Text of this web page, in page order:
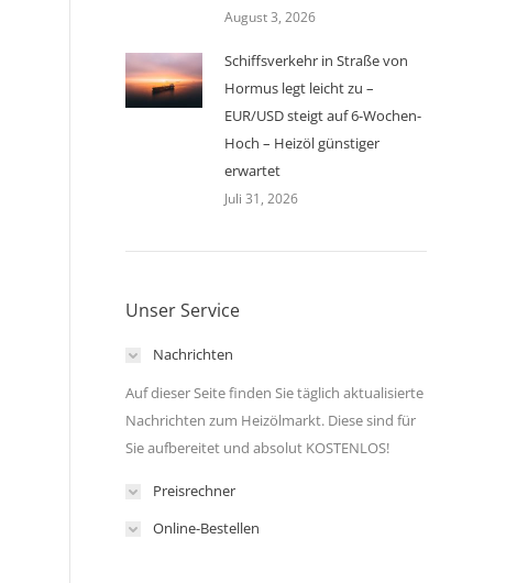
August 3, 2026
Schiffsverkehr in Straße von
Hormus legt leicht zu –
EUR/USD steigt auf 6-Wochen-
Hoch – Heizöl günstiger
erwartet
Juli 31, 2026
Unser Service
Nachrichten
Auf dieser Seite finden Sie täglich aktualisierte
Nachrichten zum Heizölmarkt. Diese sind für
Sie aufbereitet und absolut KOSTENLOS!
Preisrechner
Online-Bestellen